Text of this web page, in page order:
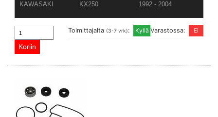
KAWASAKI
KX250 1992 - 2004
Varastossa:
Toimittajalta (3-7 vrk):